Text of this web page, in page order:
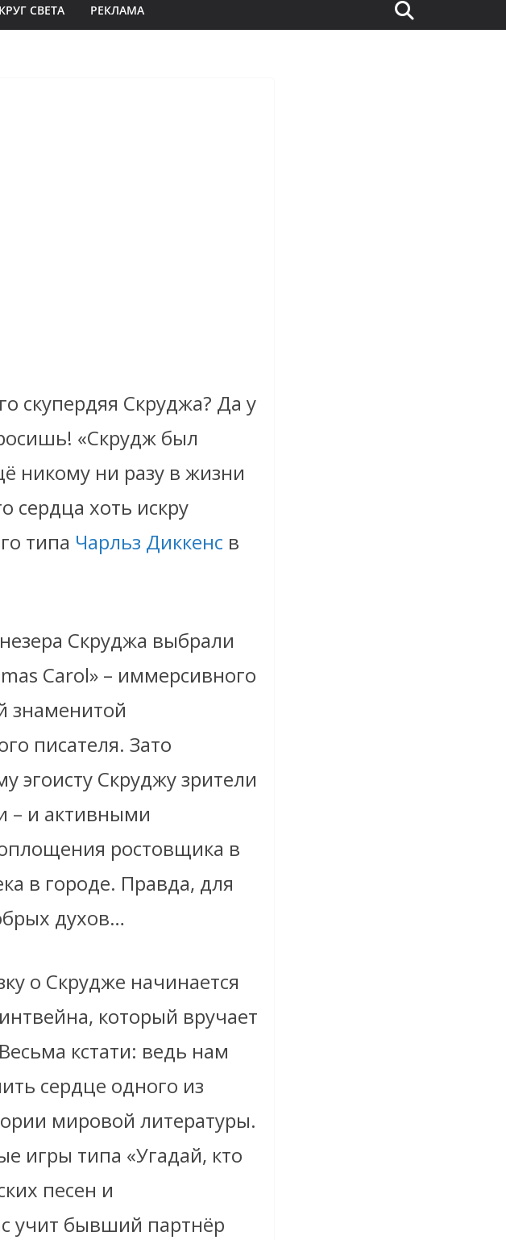
СВЕТА РЕКЛАМА
скупердяя Скруджа? Да у
«Скрудж был
никому ни разу в жизни
сердца хоть искру
типа Чарльз Диккенс в
Скруджа выбрали
Carol» – иммерсивного
знаменитой
писателя. Зато
эгоисту Скруджу зрители
– и активными
ростовщика в
в городе. Правда, для
духов…
о Скрудже начинается
который вручает
кстати: ведь нам
сердце одного из
мировой литературы.
игры типа «Угадай, кто
песен и
учит бывший партнёр